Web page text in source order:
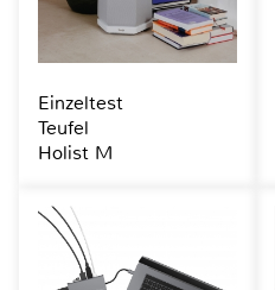
Einzeltest
Teufel
Holist M